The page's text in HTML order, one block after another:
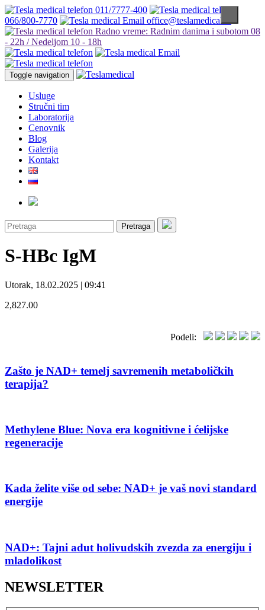
011/7777-400
066/800-7770
office@teslamedical.rs
Radno vreme: Radnim danima i subotom 08
- 22h / Nedeljom 10 - 18h
Toggle navigation
Usluge
Stručni tim
Laboratorija
Cenovnik
Blog
Galerija
Kontakt
Pretraga
S-HBc IgM
Utorak, 18.02.2025 | 09:41
2,827.00
Podeli:
Zašto je NAD+ temelj savremenih metaboličkih
terapija?
Methylene Blue: Nova era kognitivne i ćelijske
regeneracije
Kada želite više od sebe: NAD+ je vaš novi standard
energije
NAD+: Tajni adut holivudskih zvezda za energiju i
mladolikost
NEWSLETTER